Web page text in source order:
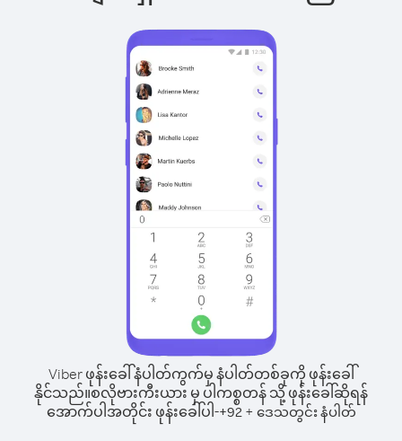
Viber ဖုန်းခေါ်နံပါတ်ကွက်မှ နံပါတ်တစ်ခုကို ဖုန်းခေါ်
နိုင်သည်။စလိုဗားကီးယား မှ ပါကစ္စတန် သို့ ဖုန်းခေါ်ဆိုရန်
အောက်ပါအတိုင်း ဖုန်းခေါ်ပါ-+92+ ဒေသတွင်း နံပါတ်